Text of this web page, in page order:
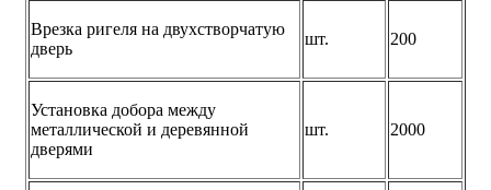
Врезка ригеля на двухстворчатую
дверь
шт. 200
Установка добора между
металлической и деревянной
дверями
шт. 2000